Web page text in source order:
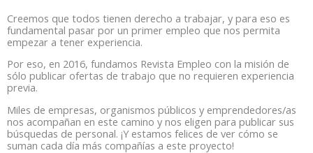
Creemos que todos tienen derecho a trabajar, y para eso es
fundamental pasar por un primer empleo que nos permita
empezar a tener experiencia.
Por eso, en 2016, fundamos Revista Empleo con la misión de
sólo publicar ofertas de trabajo que no requieren experiencia
previa.
Miles de empresas, organismos públicos y emprendedores/as
nos acompañan en este camino y nos eligen para publicar sus
búsquedas de personal. ¡Y estamos felices de ver cómo se
suman cada día más compañías a este proyecto!